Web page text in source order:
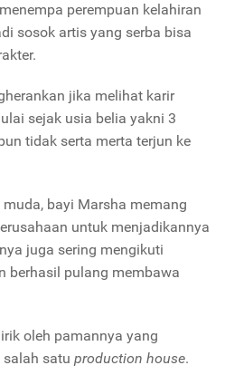
perempuan kelahiran
sosok artis yang serba bisa
jika melihat karir
sejak usia belia yakni 3
tidak serta merta terjun ke
bayi Marsha memang
untuk menjadikannya
juga sering mengikuti
berhasil pulang membawa
oleh pamannya yang
salah satu production house.